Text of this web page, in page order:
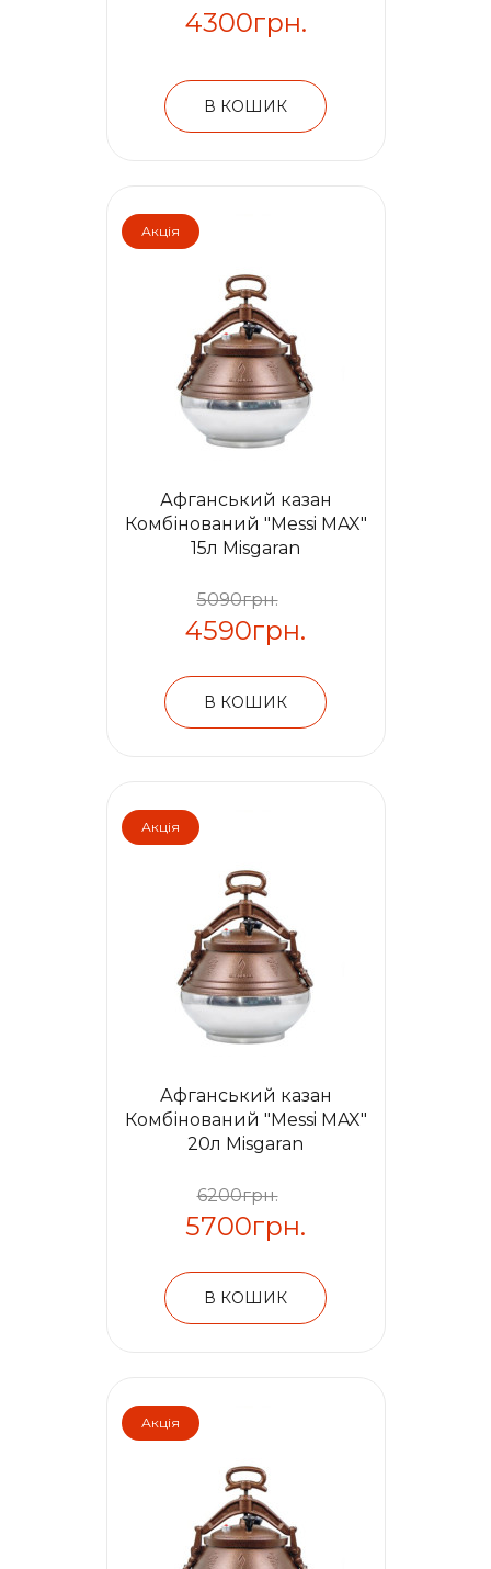
4300грн.
В КОШИК
Акція
Афганський казан
Комбінований "Messi MAX"
15л Misgaran
5090грн.
4590грн.
В КОШИК
Акція
Афганський казан
Комбінований "Messi MAX"
20л Misgaran
6200грн.
5700грн.
В КОШИК
Акція